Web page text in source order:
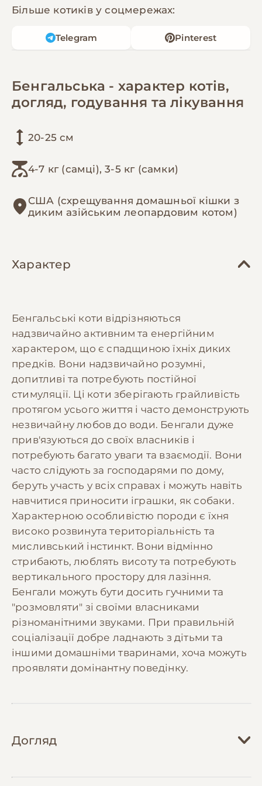
Більше котиків у соцмережах:
Telegram Pinterest
Бенгальська - характер котів,
догляд, годування та лікування
20-25 см
4-7 кг (самці), 3-5 кг (самки)
США (схрещування домашньої кішки з
диким азійським леопардовим котом)
Характер
Бенгальські коти відрізняються
надзвичайно активним та енергійним
характером, що є спадщиною їхніх диких
предків. Вони надзвичайно розумні,
допитливі та потребують постійної
стимуляції. Ці коти зберігають грайливість
протягом усього життя і часто демонструють
незвичайну любов до води. Бенгали дуже
прив'язуються до своїх власників і
потребують багато уваги та взаємодії. Вони
часто слідують за господарями по дому,
беруть участь у всіх справах і можуть навіть
навчитися приносити іграшки, як собаки.
Характерною особливістю породи є їхня
високо розвинута територіальність та
мисливський інстинкт. Вони відмінно
стрибають, люблять висоту та потребують
вертикального простору для лазіння.
Бенгали можуть бути досить гучними та
"розмовляти" зі своїми власниками
різноманітними звуками. При правильній
соціалізації добре ладнають з дітьми та
іншими домашніми тваринами, хоча можуть
проявляти домінантну поведінку.
Догляд